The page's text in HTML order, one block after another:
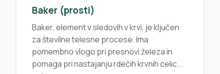
Baker (prosti)
Baker, element v sledovih v krvi, je ključen
za številne telesne procese. Ima
pomembno vlogo pri presnovi železa in
pomaga pri nastajanju rdečih krvnih celic...